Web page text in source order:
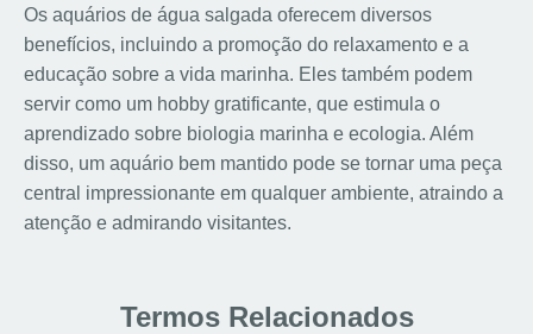
Os aquários de água salgada oferecem diversos
benefícios, incluindo a promoção do relaxamento e a
educação sobre a vida marinha. Eles também podem
servir como um hobby gratificante, que estimula o
aprendizado sobre biologia marinha e ecologia. Além
disso, um aquário bem mantido pode se tornar uma peça
central impressionante em qualquer ambiente, atraindo a
atenção e admirando visitantes.
Termos Relacionados